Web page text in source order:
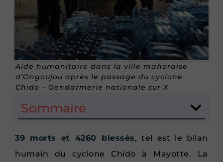
Aide humanitaire dans la ville mahoraise
d’Ongoujou après le passage du cyclone
Chido – Gendarmerie nationale sur X
Sommaire
39 morts et 4260 blessés, tel est le bilan
humain du cyclone Chido à Mayotte. La